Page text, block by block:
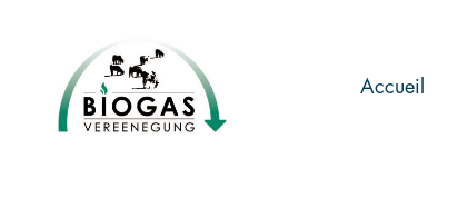
Accueil